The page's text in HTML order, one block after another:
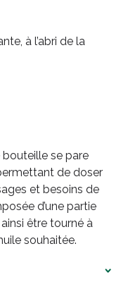
à l’abri de la
se pare
de doser
et besoins de
d’une partie
être tourné à
souhaitée.